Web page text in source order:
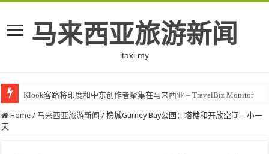
马来西亚旅游新闻
itaxi.my
Klook客路将印度和中东创作者聚集在马来西亚 – TravelBiz Monitor
杨忠礼房地产信托因旅游需求强劲而看到酒店业前景稳定 |明星
Home / 马来西亚旅游新闻 / 槟城Gurney Bay公园：塔楼和开放空间 – 小一
天